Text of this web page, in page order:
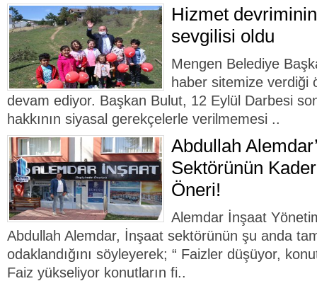
Hizmet
sevgilisi oldu
Mengen Belediye
haber sitemize verdiği
devam ediyor. Başkan Bulut, 12 Eylül Darbesi
hakkının siyasal gerekçelerle verilmemesi ..
Abdullah
Sektörünün
Öneri!
Alemdar İnşaat
Abdullah Alemdar, İnşaat sektörünün şu anda
odaklandığını söyleyerek; “ Faizler düşüyor,
Faiz yükseliyor konutların fi..